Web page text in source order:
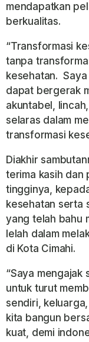
mendapatkan
berkualitas.
“Transformasi
tanpa
kesehatan.
dapat bergerak
akuntabel,
selaras dalam
transformasi
Diakhir
terima kasih dan
tingginya,
kesehatan serta
yang telah bahu
lelah dalam
di Kota Cimahi.
“Saya mengajak
untuk turut
sendiri,
kita bangun
kuat, demi